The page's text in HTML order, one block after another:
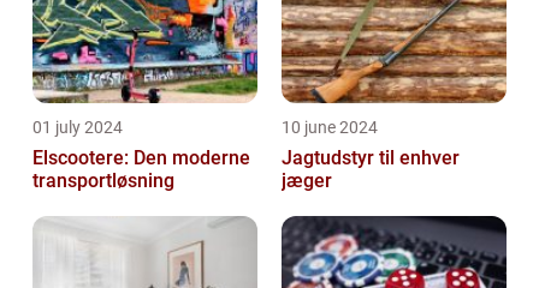
01 july 2024
Elscootere: Den moderne
transportløsning
10 june 2024
Jagtudstyr til enhver
jæger